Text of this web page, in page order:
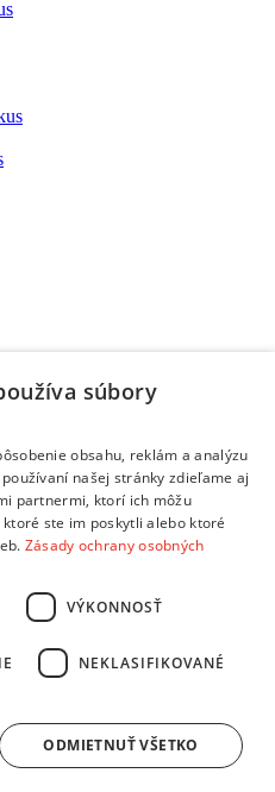
NEW TA
Ochrana osobných údajov
súbory
obsahu, reklám a analýzu
našej stránky zdieľame aj
partnermi, ktorí ich môžu
ste im poskytli alebo ktoré
Zásady ochrany osobných
VÝKONNOSŤ
NEKLASIFIKOVANÉ
ODMIETNUŤ VŠETKO